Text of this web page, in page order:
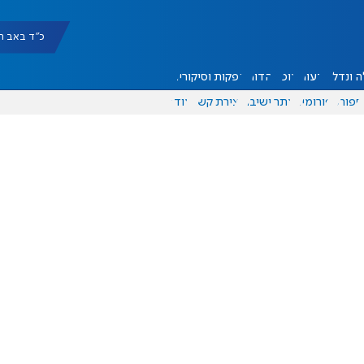
כ"ד באב תשפ"ו
ונדל"ן דעות אוכל יהדות הפקות וסיקורים
ספורט פורומים אתר ישיבה יצירת קשר עוד